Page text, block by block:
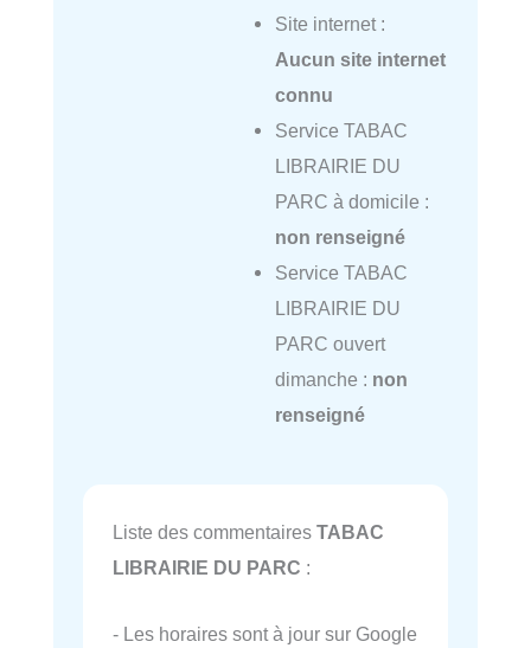
Site internet :
Aucun site internet
connu
Service TABAC
LIBRAIRIE DU
PARC à domicile :
non renseigné
Service TABAC
LIBRAIRIE DU
PARC ouvert
dimanche : non
renseigné
Liste des commentaires TABAC
LIBRAIRIE DU PARC :
- Les horaires sont à jour sur Google